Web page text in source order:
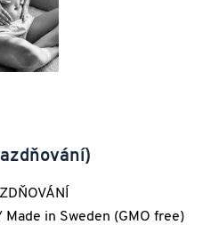
in Sweden (GMO free)